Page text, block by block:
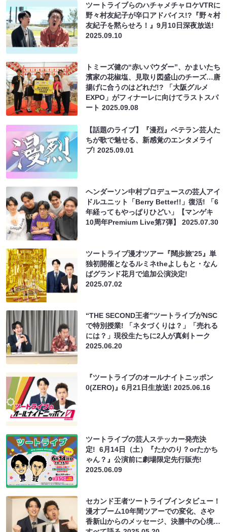
ツートライブらのハチャメチャロケVTRに
野々村友紀子が辛口アドバイス!?『野々村
友紀子を黙らせろ！』9月10日深夜放送!
2025.09.10
トミーズ健の“赤いパウダー”、かまいたち
濱家の花椒塩、見取り図盛山のチーズ…唐
揚げに合うのはどれだ!? 「大阪グルメ
EXPO」がフィナーレに向けてラストスパ
ート2025.09.08
【話題のライブ】『漫烈』ベテラン芸人た
ちが歌で魅せる、新感覚のエンタメライ
ブ!2025.09.01
ヘンダーソン中村プロデュースの芸人アイ
ドルユニット「Berry Better!!」復活! 「6
年経ってもやっぱりひどい」【マンゲキ
10周年Premium Live第7弾】2025.07.30
ツートライブ漫才ツアー『闊歩旅’25』単
独初開催となるルミネtheよしもと・なん
ばグランド花月で追加公演決定!
2025.07.02
“THE SECOND王者”ツートライブがNSC
で特別授業! 「ネタづくりは？」「売れる
には？」現役生たちに2人が真剣トーク
2025.06.20
『ツートライブのオールナイトニッポン
0(ZERO)』6月21日生放送!2025.06.16
ツートライブの芸人ステッカー発売決
定! 6月14日（土）『たかのり？orたかち
ゃん？』公演前に劇場限定先行販売!
2025.06.09
セカンド王者ツートライブインタビュー！
漫才ブーム10年間ツアーでの変化、さや
香新山からのメッセージ、決勝中の心境…